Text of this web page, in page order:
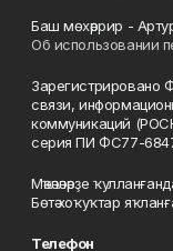
Баш мөхәррир - Артур
Об использовании
Зарегистрировано
связи,
коммуникаций
серия ПИ ФС77-
Мәҡәләләрҙе
Бөтә хоҡуҡтар
Телефон